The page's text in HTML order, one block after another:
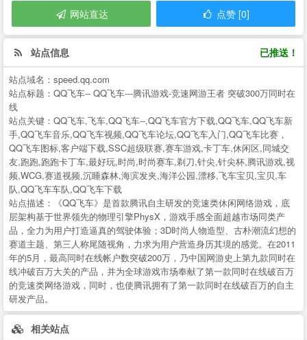
网站直达 点赞 [0]
站点信息 已推送！
站点域名： speed.qq.com
站点标题： QQ飞车-- QQ飞车---腾讯游戏-竞速网游王者 突破300万同时在
线
站点关键： QQ飞车,飞车,QQ飞车--,QQ飞车官方下载,QQ飞车,QQ飞车新
手,QQ飞车音乐,QQ飞车视频,QQ飞车论坛,QQ飞车入门,QQ飞车比赛，
QQ飞车图标,客户端下载,SSC超级联赛,赛车游戏,卡丁车,休闲区,同城交
友,跑跑,跑跑卡丁车,最好玩,时尚,时尚赛车,剃刀,针尖,针尖杯,腾讯游戏,视
频,WCG,赛道视频,沉睡森林,海滨发夹,海洋公园,漂移,飞车宝贝,宝贝,车
队,QQ飞车车队,QQ飞车下载
站点描述：
《QQ飞车》是首款腾讯自主研发的竞速类休闲网络游戏，底
层架构基于世界领先的物理引擎PhysX，游戏手感全面超越市场同类产
品，全力为用户打造逼真的驾驶体验；3D时尚人物造型、古朴潮流幻想的
赛道主题、第三人称尾随视角，力求为用户营造身历其境的感觉。在2011
年的5月，最高同时在线帐户数突破200万，乃中国网游史上第九款同时在
线冲破百万大关的产品，并为全球游戏市场奉献了第一款同时在线破百万
的竞速类网络游戏，同时，也使腾讯拥有了第一款同时在线破百万的自主
研发产品。
相关站点